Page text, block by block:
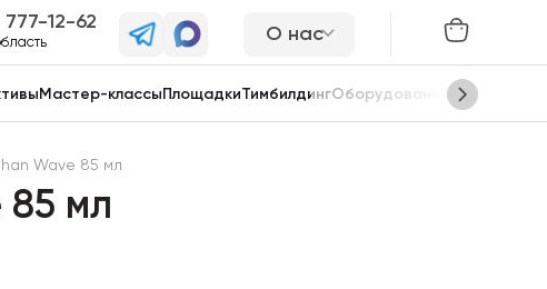
777-12-62
О нас
Мастер-классы ПлощадкиТимбилдингОборудование Сцены
Wave 85 мл
мл